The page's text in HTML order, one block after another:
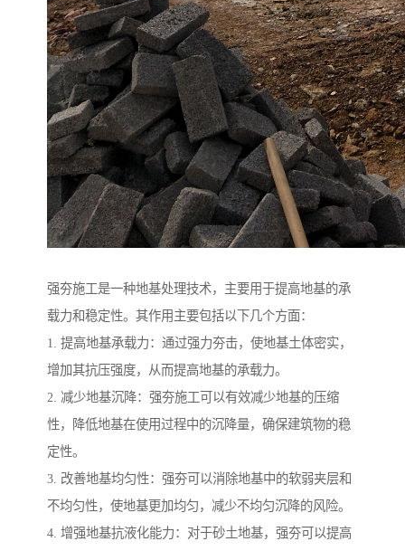
强夯施工是一种地基处理技术，主要用于提高地基的承
载力和稳定性。其作用主要包括以下几个方面：
1. 提高地基承载力：通过强力夯击，使地基土体密实，
增加其抗压强度，从而提高地基的承载力。
2. 减少地基沉降：强夯施工可以有效减少地基的压缩
性，降低地基在使用过程中的沉降量，确保建筑物的稳
定性。
3. 改善地基均匀性：强夯可以消除地基中的软弱夹层和
不均匀性，使地基更加均匀，减少不均匀沉降的风险。
4. 增强地基抗液化能力：对于砂土地基，强夯可以提高